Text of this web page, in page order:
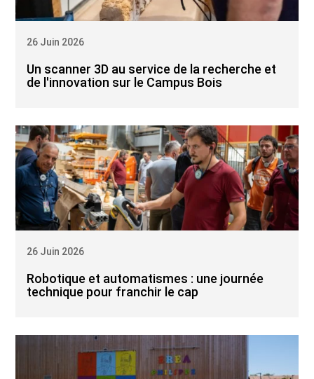
Un scanner 3D au service de la recherche et
de l'innovation sur le Campus Bois
26 Juin 2026
Robotique et automatismes : une journée
technique pour franchir le cap
26 Juin 2026